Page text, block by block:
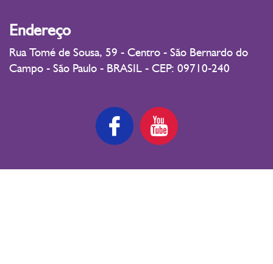
Endereço
Rua Tomé de Sousa, 59 - Centro - São Bernardo do
Campo - São Paulo - BRASIL - CEP: 09710-240